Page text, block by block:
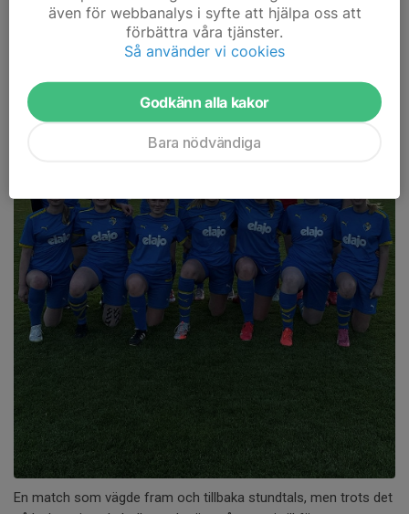
En match som vägde fram och tillbaka stundtals, men trots det
även för webbanalys i syfte att hjälpa oss att
förbättra våra tjänster.
Så använder vi cookies
Godkänn alla kakor
Bara nödvändiga